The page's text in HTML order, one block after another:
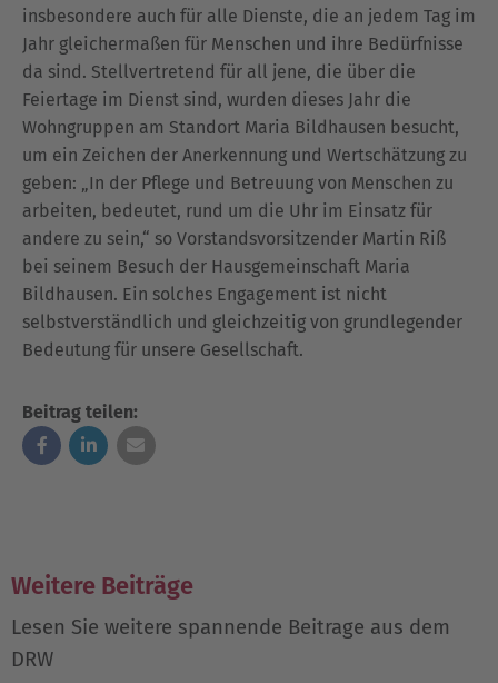
insbesondere auch für alle Dienste, die an jedem Tag im
Jahr gleichermaßen für Menschen und ihre Bedürfnisse
da sind. Stellvertretend für all jene, die über die
Feiertage im Dienst sind, wurden dieses Jahr die
Wohngruppen am Standort Maria Bildhausen besucht,
um ein Zeichen der Anerkennung und Wertschätzung zu
geben: „In der Pflege und Betreuung von Menschen zu
arbeiten, bedeutet, rund um die Uhr im Einsatz für
andere zu sein,“ so Vorstandsvorsitzender Martin Riß
bei seinem Besuch der Hausgemeinschaft Maria
Bildhausen. Ein solches Engagement ist nicht
selbstverständlich und gleichzeitig von grundlegender
Bedeutung für unsere Gesellschaft.
Beitrag teilen:
Weitere Beiträge
Lesen Sie weitere spannende Beitrage aus dem
DRW